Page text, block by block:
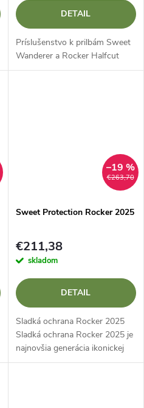
DETAIL
Príslušenstvo k prilbám Sweet
Wanderer a Rocker Halfcut
€263,70
–19 %
Sweet Protection Rocker 2025
€211,38
skladom
DETAIL
Sladká ochrana Rocker 2025
Sladká ochrana Rocker 2025 je
najnovšia generácia ikonickej
prilby na divokú vodu. Vďaka